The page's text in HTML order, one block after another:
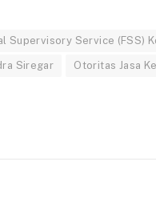
Supervisory Service (FSS)
Siregar Otoritas Jasa